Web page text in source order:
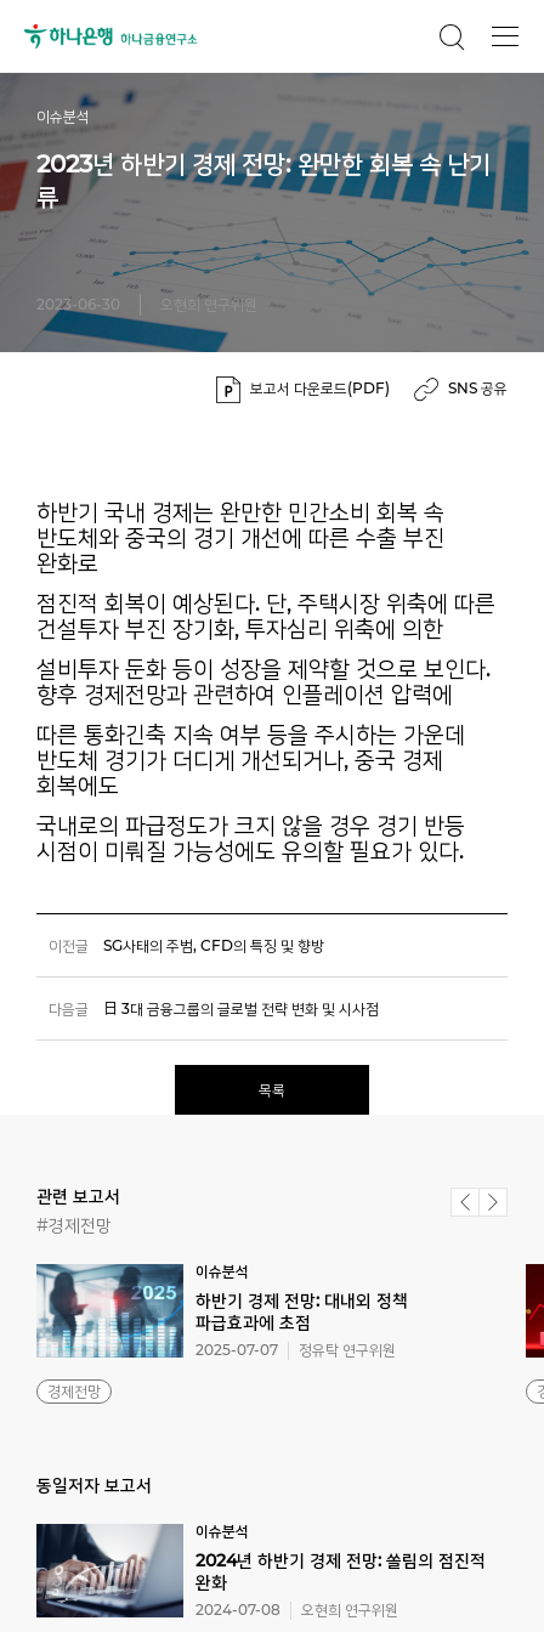
이슈분석
2023년 하반기 경제 전망: 완만한 회복 속 난기
류
2023-06-30 오현희 연구위원
보고서 다운로드(PDF) SNS 공유
하반기 국내 경제는 완만한 민간소비 회복 속
반도체와 중국의 경기 개선에 따른 수출 부진
완화로
점진적 회복이 예상된다. 단, 주택시장 위축에 따른
건설투자 부진 장기화, 투자심리 위축에 의한
설비투자 둔화 등이 성장을 제약할 것으로 보인다.
향후 경제전망과 관련하여 인플레이션 압력에
따른 통화긴축 지속 여부 등을 주시하는 가운데
반도체 경기가 더디게 개선되거나, 중국 경제
회복에도
국내로의 파급정도가 크지 않을 경우 경기 반등
시점이 미뤄질 가능성에도 유의할 필요가 있다.
이전글 SG사태의 주범, CFD의 특징 및 향방
다음글 日 3대 금융그룹의 글로벌 전략 변화 및 시사점
목록
관련 보고서
#경제전망
이슈분석
하반기 경제 전망: 대내외 정책
파급효과에 초점
경제전망
2025-07-07 정유탁 연구위원
동일저자 보고서
이슈분석
2024년 하반기 경제 전망: 쏠림의 점진적
완화
2024-07-08 오현희 연구위원